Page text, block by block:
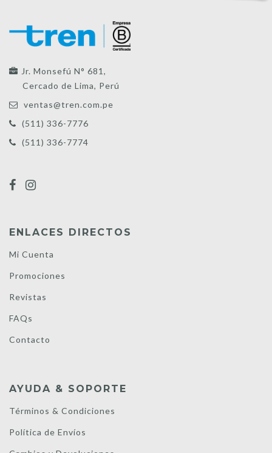
Jr. Monsefú N° 681,
Cercado de Lima, Perú
ventas@tren.com.pe
(511) 336-7776
(511) 336-7774
ENLACES DIRECTOS
Mi Cuenta
Promociones
Revistas
FAQs
Contacto
AYUDA & SOPORTE
Términos & Condiciones
Política de Envíos